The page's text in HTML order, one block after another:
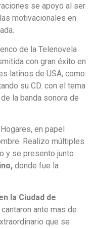
se apoyo al ser
motivacionales en
de la Telenovela
con gran éxito en
latinos de USA, como
su CD. con el tema
la banda sonora de
en papel
Realizo múltiples
y se presento junto
donde fue la
la Ciudad de
cantaron ante mas de
que se